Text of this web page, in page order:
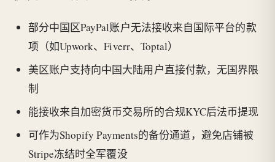
部分中国区PayPal账户无法接收来自国际平台的款
项（如Upwork、Fiverr、Toptal）
美区账户支持向中国大陆用户直接付款，无国界限
制
能接收来自加密货币交易所的合规KYC后法币提现
可作为Shopify Payments的备份通道，避免店铺被
Stripe冻结时全军覆没